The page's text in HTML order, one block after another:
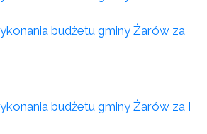
budżetu gminy Żarów za
budżetu gminy Żarów za I